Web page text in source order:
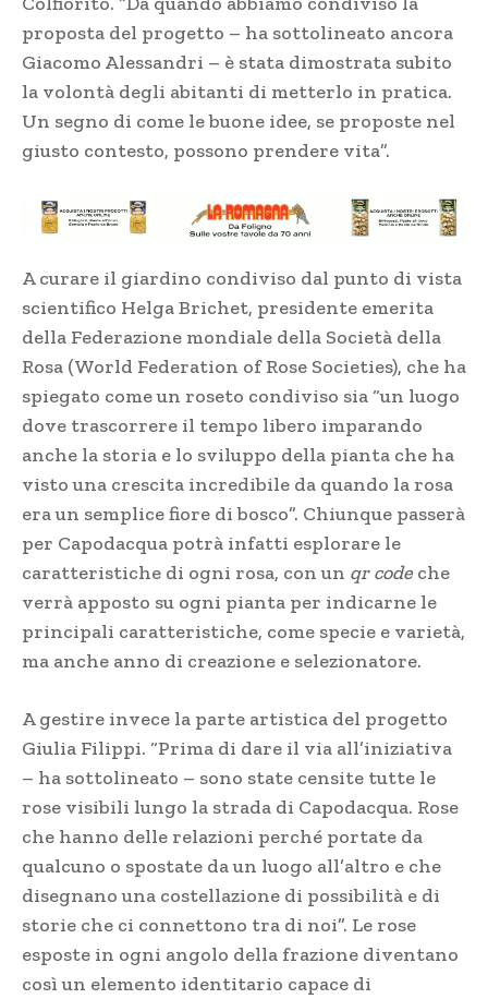
proposta del progetto – ha sottolineato ancora
Giacomo Alessandri – è stata dimostrata subito
la volontà degli abitanti di metterlo in pratica.
Un segno di come le buone idee, se proposte nel
giusto contesto, possono prendere vita”.
A curare il giardino condiviso dal punto di vista
scientifico Helga Brichet, presidente emerita
della Federazione mondiale della Società della
Rosa (World Federation of Rose Societies), che ha
spiegato come un roseto condiviso sia “un luogo
dove trascorrere il tempo libero imparando
anche la storia e lo sviluppo della pianta che ha
visto una crescita incredibile da quando la rosa
era un semplice fiore di bosco”. Chiunque passerà
per Capodacqua potrà infatti esplorare le
caratteristiche di ogni rosa, con un qr codeche
verrà apposto su ogni pianta per indicarne le
principali caratteristiche, come specie e varietà,
ma anche anno di creazione e selezionatore.
A gestire invece la parte artistica del progetto
Giulia Filippi. “Prima di dare il via all’iniziativa
– ha sottolineato – sono state censite tutte le
rose visibili lungo la strada di Capodacqua. Rose
che hanno delle relazioni perché portate da
qualcuno o spostate da un luogo all’altro e che
disegnano una costellazione di possibilità e di
storie che ci connettono tra di noi”. Le rose
esposte in ogni angolo della frazione diventano
così un elemento identitario capace di